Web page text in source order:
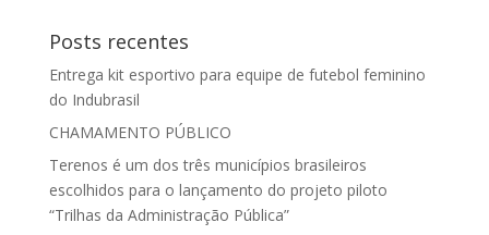
Posts recentes
Entrega kit esportivo para equipe de futebol feminino
do Indubrasil
CHAMAMENTO PÚBLICO
Terenos é um dos três municípios brasileiros
escolhidos para o lançamento do projeto piloto
“Trilhas da Administração Pública”